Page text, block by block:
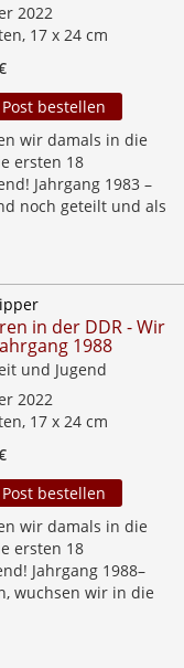
2022
17 x 24 cm
bestellen
wir damals in die
ersten 18
Jahrgang 1983 –
noch geteilt und als
in der DDR - Wir
1988
und Jugend
2022
17 x 24 cm
bestellen
wir damals in die
ersten 18
Jahrgang 1988–
wuchsen wir in die